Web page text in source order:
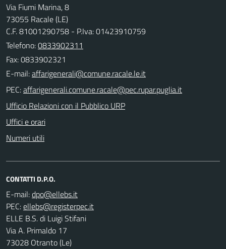
Via Fiumi Marina, 8
73055 Racale (LE)
C.F. 81001290758 - P.Iva: 01423910759
Telefono:0833902311
Fax: 0833902321
E-mail:
PEC:
Ufficio Relazioni con il Pubblico URP
Uffici e orari
Numeri utili
CONTATTI D.P.O.
E-mail:
PEC:
ELLE B.S. di Luigi Stifani
Via A. Primaldo 17
73028 Otranto (Le)